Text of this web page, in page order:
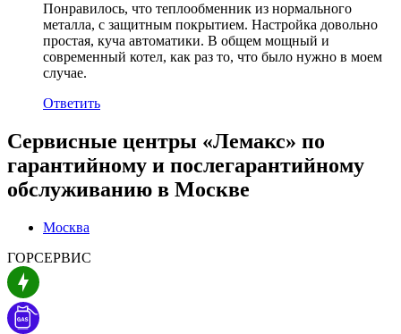
Понравилось, что теплообменник из нормального
металла, с защитным покрытием. Настройка довольно
простая, куча автоматики. В общем мощный и
современный котел, как раз то, что было нужно в моем
случае.
Ответить
Сервисные центры «Лемакс» по
гарантийному и послегарантийному
обслуживанию в Москве
Москва
ГОРСЕРВИС